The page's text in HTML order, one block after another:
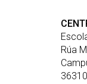
Rúa